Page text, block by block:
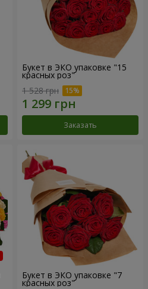
Букет в ЭКО упаковке "15
красных роз"
1 528 грн
Заказать
Букет в ЭКО упаковке "7
красных роз"